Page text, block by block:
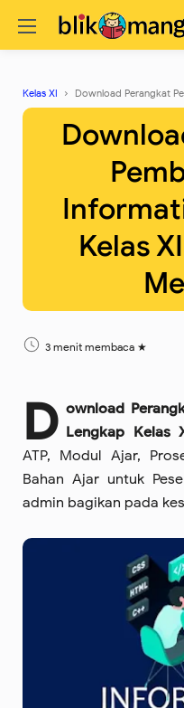
Kelas XI
Kelas
3 menit membaca
D ownload
Lengkap Kelas
ATP, Modul Ajar,
Bahan Ajar untuk
admin bagikan pada